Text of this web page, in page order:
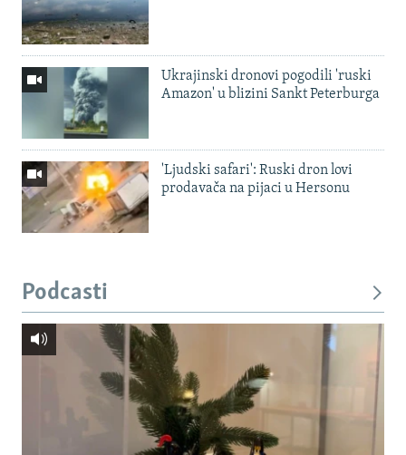
Ukrajinski dronovi pogodili 'ruski
Amazon' u blizini Sankt Peterburga
'Ljudski safari': Ruski dron lovi
prodavača na pijaci u Hersonu
Podcasti